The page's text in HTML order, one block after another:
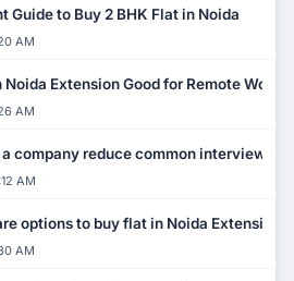
Guide to Buy 2 BHK Flat in Noida
AM
Extension Good for Remote Work?
AM
company reduce common interview
AM
options to buy flat in Noida Extension?
AM